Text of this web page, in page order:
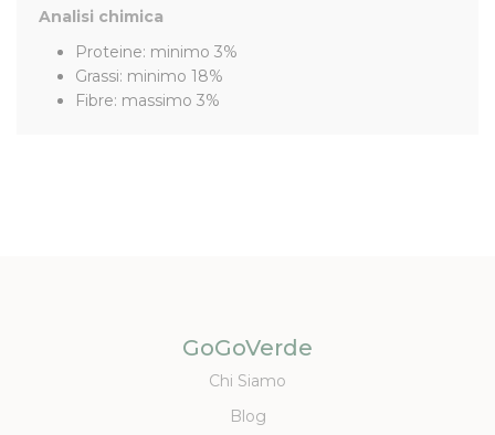
Analisi chimica
Proteine: minimo 3%
Grassi: minimo 18%
Fibre: massimo 3%
GoGoVerde
Chi Siamo
Blog